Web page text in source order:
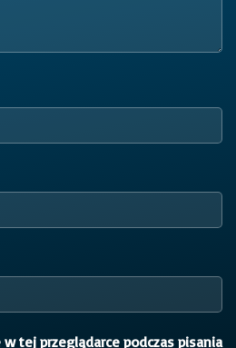
tej przeglądarce podczas pisania